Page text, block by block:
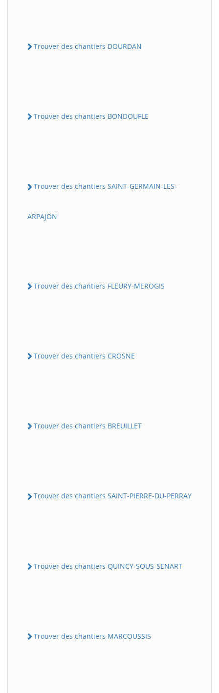
Trouver des chantiers DOURDAN
Trouver des chantiers BONDOUFLE
Trouver des chantiers SAINT-GERMAIN-LES-
ARPAJON
Trouver des chantiers FLEURY-MEROGIS
Trouver des chantiers CROSNE
Trouver des chantiers BREUILLET
Trouver des chantiers SAINT-PIERRE-DU-PERRAY
Trouver des chantiers QUINCY-SOUS-SENART
Trouver des chantiers MARCOUSSIS